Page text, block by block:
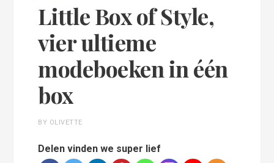
Little Box of Style,
vier ultieme
modeboeken in één
box
BY OLIVETTE
Delen vinden we super lief